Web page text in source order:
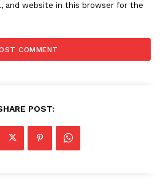
and website in this browser for the
POST: